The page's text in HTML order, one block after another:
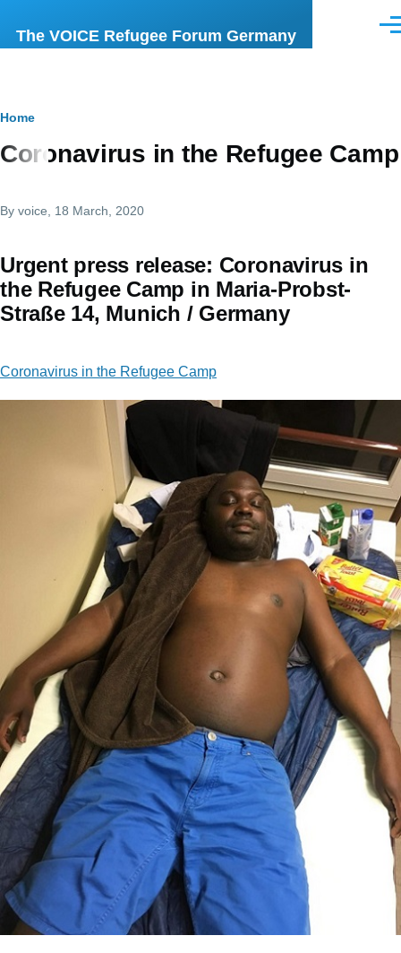
The VOICE Refugee Forum Germany
Breadcrumb
Home
Coronavirus in the Refugee Camp
By voice , 18 March, 2020
Urgent press release: Coronavirus in
the Refugee Camp in Maria-Probst-
Straße 14, Munich / Germany
Coronavirus in the Refugee Camp